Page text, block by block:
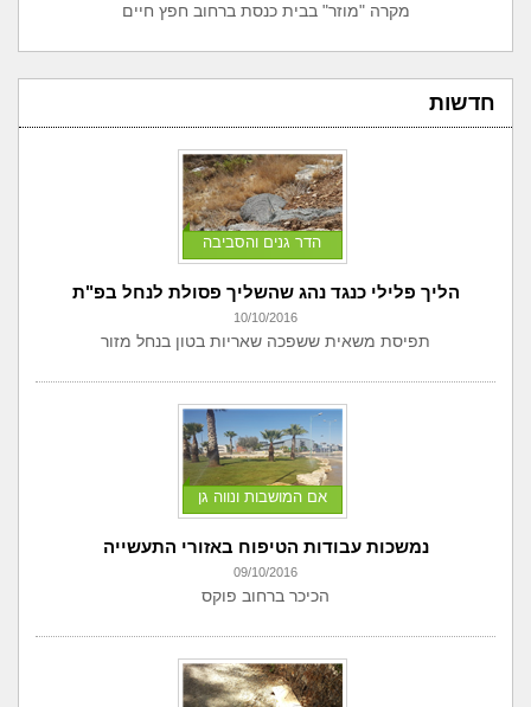
מקרה "מוזר" בבית כנסת ברחוב חפץ חיים
חדשות
הדר גנים והסביבה
הליך פלילי כנגד נהג שהשליך פסולת לנחל בפ"ת
10/10/2016
תפיסת משאית ששפכה שאריות בטון בנחל מזור
אם המושבות ונווה גן
נמשכות עבודות הטיפוח באזורי התעשייה
09/10/2016
הכיכר ברחוב פוקס